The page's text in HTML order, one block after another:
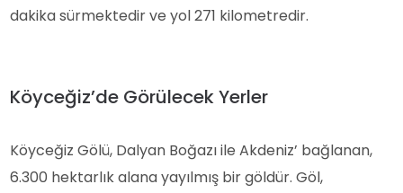
dakika sürmektedir ve yol 271 kilometredir.
Köyceğiz’de Görülecek Yerler
Köyceğiz Gölü, Dalyan Boğazı ile Akdeniz’ bağlanan,
6.300 hektarlık alana yayılmış bir göldür. Göl,